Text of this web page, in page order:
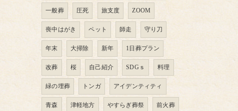
一般葬 圧死 旅支度 ZOOM
喪中はがき ペット 師走 守り刀
年末 大掃除 新年 1日葬プラン
改葬 桜 自己紹介 SDGｓ 料理
緑の埋葬 トンガ アイデンティティ
青森 津軽地方 やすらぎ葬祭 前火葬